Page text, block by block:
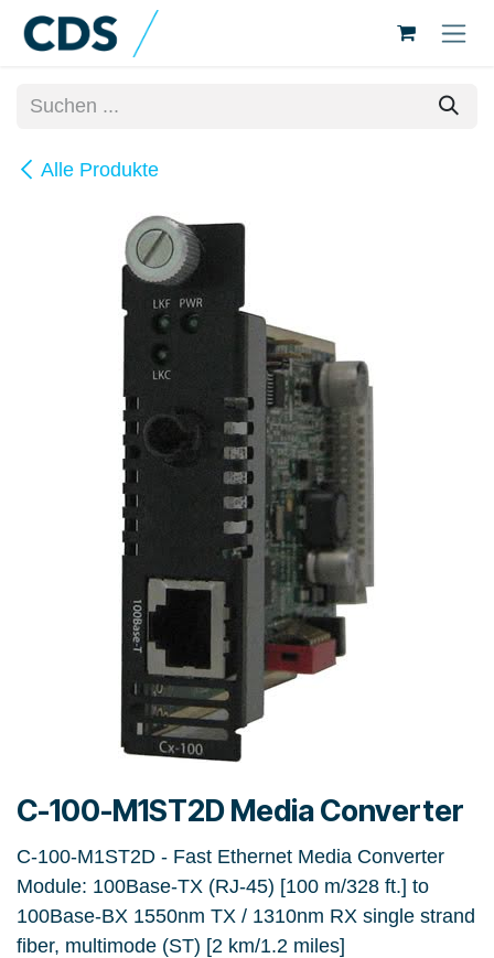
Zum Inhalt springen
Alle Produkte
C-100-M1ST2D Media Converter
C-100-M1ST2D - Fast Ethernet Media Converter
Module: 100Base-TX (RJ-45) [100 m/328 ft.] to
100Base-BX 1550nm TX / 1310nm RX single strand
fiber, multimode (ST) [2 km/1.2 miles]